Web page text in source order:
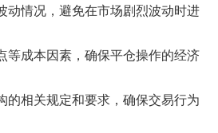
动情况，避免在市场剧烈波动时进
等成本因素，确保平仓操作的经济
的相关规定和要求，确保交易行为